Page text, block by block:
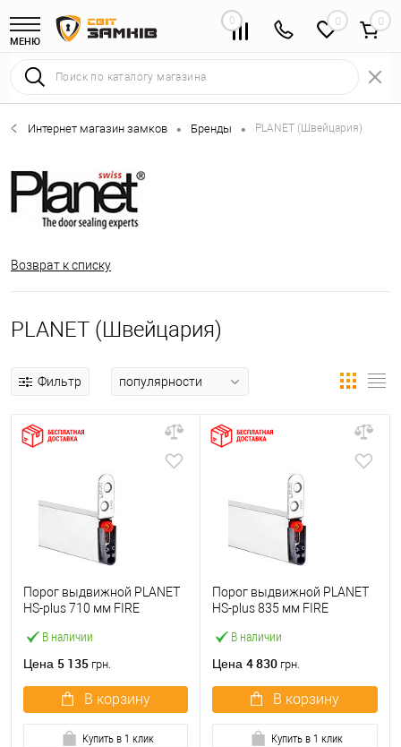
МЕНЮ
0 0
Интернет магазин замков • Бренды • PLANET (Швейцария)
Возврат к списку
PLANET (Швейцария)
Фильтр
В наличии
Порог выдвижной PLANET
HS-plus 710 мм FIRE
Цена 5 135 грн.
В корзину
Купить в 1 клик
В наличии
Порог выдвижной PLANET
HS-plus 835 мм FIRE
Цена 4 830 грн.
В корзину
Купить в 1 клик